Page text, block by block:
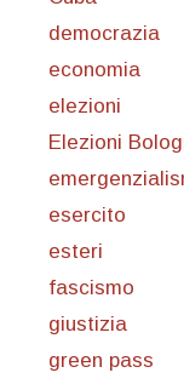
democrazia
economia
elezioni
Elezioni
esercito
esteri
fascismo
giustizia
green pass